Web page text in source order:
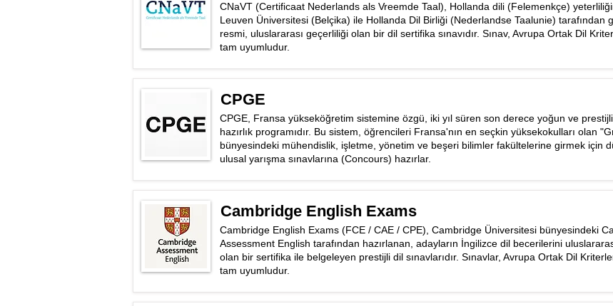
CNaVT (Certificaat Nederlands als Vreemde Taal), Hollanda dili (Felemenkçe)
Leuven Üniversitesi (Belçika) ile Hollanda Dil Birliği (Nederlandse Taalunie) tarafından
resmi, uluslararası geçerliliği olan bir dil sertifika sınavıdır. Sınav, Avrupa Ortak Dil
tam uyumludur.
CPGE
CPGE, Fransa yükseköğretim sistemine özgü, iki yıl süren son derece yoğun ve
hazırlık programıdır. Bu sistem, öğrencileri Fransa'nın en seçkin yüksekokulları olan
bünyesindeki mühendislik, işletme, yönetim ve beşeri bilimler fakültelerine girmek için
ulusal yarışma sınavlarına (Concours) hazırlar.
Cambridge English Exams
Cambridge English Exams (FCE / CAE / CPE), Cambridge Üniversitesi bünyesindeki
Assessment English tarafından hazırlanan, adayların İngilizce dil becerilerini
olan bir sertifika ile belgeleyen prestijli dil sınavlarıdır. Sınavlar, Avrupa Ortak Dil
tam uyumludur.